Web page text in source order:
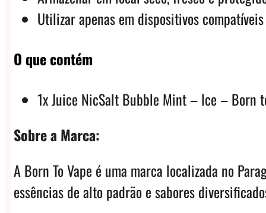
Utilizar apenas em dispositivos
O que contém
1x Juice NicSalt Bubble Mint – Ice – Born
Sobre a Marca:
A Born To Vape é uma marca localizada no
essências de alto padrão e sabores